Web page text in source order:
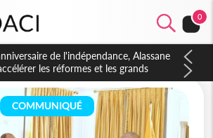
0
Amadou Oury Bah admire le modèle
pour accélérer le développement
COMMUNIQUÉ